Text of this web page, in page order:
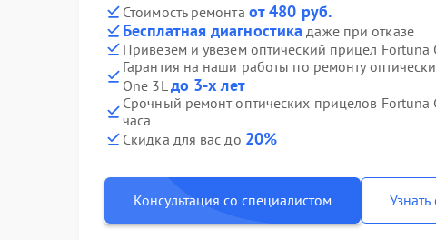
Стоимость ремонта от 480 руб.
Бесплатная диагностика даже при отказе
Привезем и увезем оптический прицел Fortuna
Гарантия на наши работы по ремонту
One 3Lдо 3-х лет
Срочный ремонт оптических прицелов Fortuna
часа
Скидка для вас до 20%
Консультация со специалистом